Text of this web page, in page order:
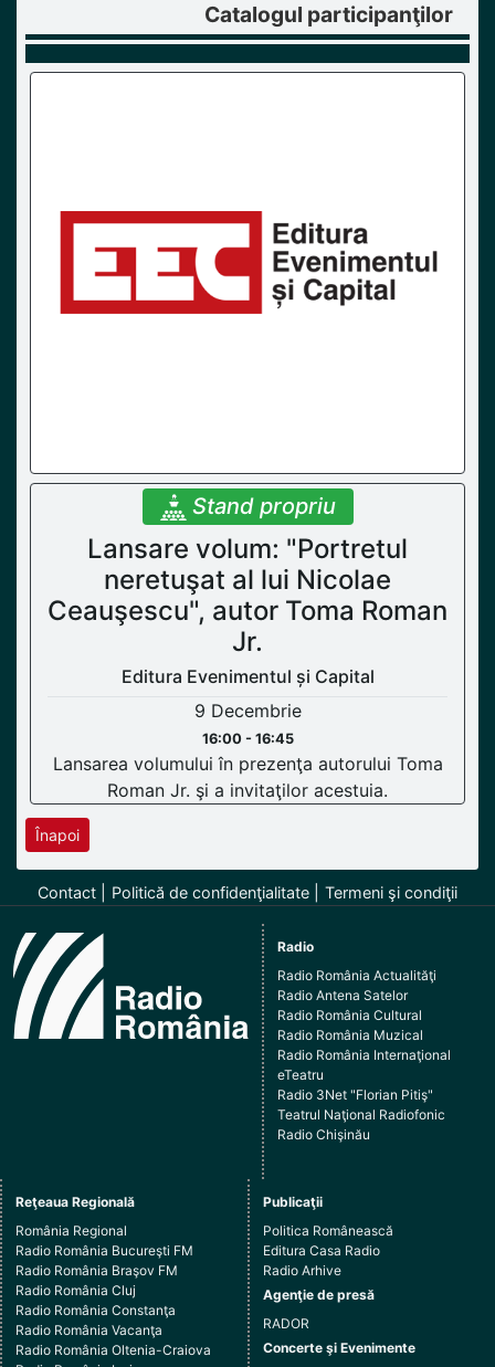
Catalogul participanţilor
Stand propriu
Lansare volum: "Portretul
neretuşat al lui Nicolae
Ceauşescu", autor Toma Roman
Jr.
Editura Evenimentul și Capital
9 Decembrie
16:00 - 16:45
Lansarea volumului în prezenţa autorului Toma
Roman Jr. şi a invitaţilor acestuia.
Înapoi
Contact Politică de confidenţialitate Termeni şi condiţii
Radio
Radio România Actualităţi
Radio Antena Satelor
Radio România Cultural
Radio România Muzical
Radio România Internaţional
eTeatru
Radio 3Net "Florian Pitiş"
Teatrul Naţional Radiofonic
Radio Chişinău
Reţeaua Regională
România Regional
Radio România Bucureşti FM
Radio România Braşov FM
Radio România Cluj
Radio România Constanţa
Radio România Vacanţa
Radio România Oltenia-Craiova
Publicaţii
Politica Românească
Editura Casa Radio
Radio Arhive
Agenţie de presă
RADOR
Concerte şi Evenimente